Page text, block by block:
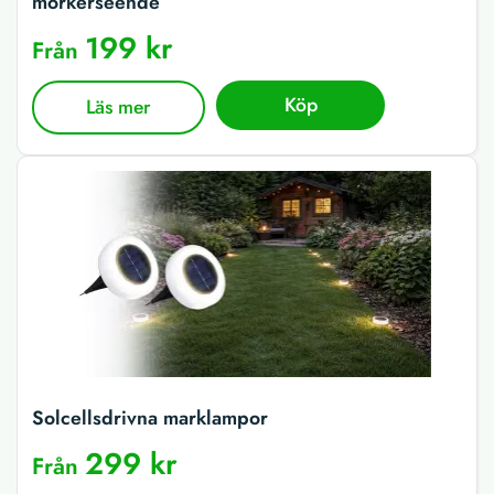
Från 199 kr
Läs mer Köp
Solcellsdrivna marklampor
Från 299 kr